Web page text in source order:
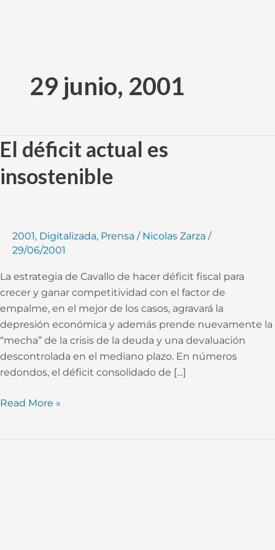
contenido29 junio, 2001
El déficit actual es
insostenible
2001, Digitalizada, Prensa / Nicolas Zarza /
29/06/2001
La estrategia de Cavallo de hacer déficit fiscal para
crecer y ganar competitividad con el factor de
empalme, en el mejor de los casos, agravará la
depresión económica y además prende nuevamente la
“mecha” de la crisis de la deuda y una devaluación
descontrolada en el mediano plazo. En números
redondos, el déficit consolidado de […]
El
déficit
actual
Read More »